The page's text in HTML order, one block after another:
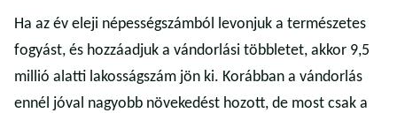
Ha az év eleji népességszámból levonjuk a természetes
fogyást, és hozzáadjuk a vándorlási többletet, akkor 9,5
millió alatti lakosságszám jön ki. Korábban a vándorlás
ennél jóval nagyobb növekedést hozott, de most csak a